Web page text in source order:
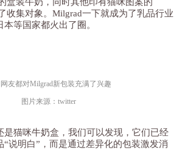
收集对象。Milgrad一下就成为了乳品行业
等国家都火出了圈。
友都对Milgrad新包装充满了兴趣
图片来源：twitter
是猫咪牛奶盒，我们可以发现，它们已经
“说明白”，而是通过差异化的包装激发消